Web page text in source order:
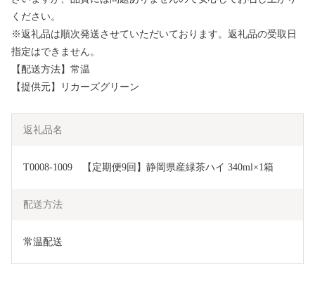
ください。
※返礼品は順次発送させていただいております。返礼品の受取日
指定はできません。
【配送方法】常温
【提供元】リカーズグリーン
返礼品名
T0008-1009　【定期便9回】静岡県産緑茶ハイ 340ml×1箱
配送方法
常温配送